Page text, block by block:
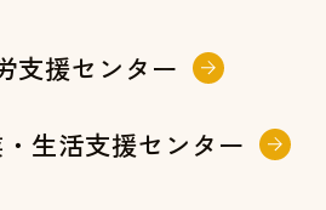
支援センター
生活支援センター